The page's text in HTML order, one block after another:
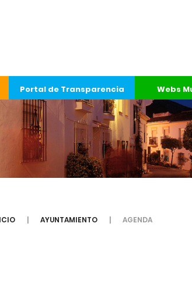
Portal de Transparencia Webs
AYUNTAMIENTO AGENDA